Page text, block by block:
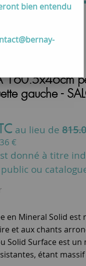
Réf. 97054
160.5x46cm
gauche -
au lieu de
€
donné à titre
ou
en Mineral Solid
et aux chants
Solid Surface est
étant
bien entendu